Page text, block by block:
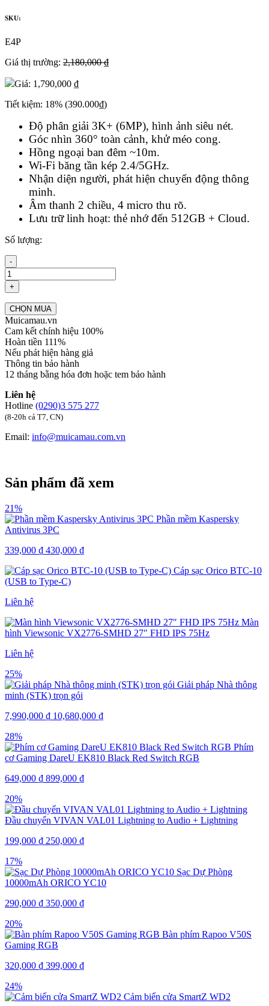
SKU:
E4P
Giá thị trường: 2,180,000 ₫
Giá: 1,790,000 ₫
Tiết kiệm: 18% (390.000₫)
Độ phân giải 3K+ (6MP), hình ảnh siêu nét.
Góc nhìn 360° toàn cảnh, khử méo cong.
Hồng ngoại ban đêm ~10m.
Wi-Fi băng tần kép 2.4/5GHz.
Nhận diện người, phát hiện chuyển động thông
minh.
Âm thanh 2 chiều, 4 micro thu rõ.
Lưu trữ linh hoạt: thẻ nhớ đến 512GB + Cloud.
Số lượng:
-
+
CHỌN MUA
Muicamau.vn
Cam kết chính hiệu 100%
Hoàn tiền 111%
Nếu phát hiện hàng giả
Thông tin bảo hành
12 tháng bằng hóa đơn hoặc tem bảo hành
Liên hệ
Hotline (0290)3 575 277
(8-20h cả T7, CN)
Email: info@muicamau.com.vn
Sản phẩm đã xem
21%
Phần mềm Kaspersky
Antivirus 3PC
339,000 ₫ 430,000 ₫
Cáp sạc Orico BTC-10
(USB to Type-C)
Liên hệ
Màn
hình Viewsonic VX2776-SMHD 27″ FHD IPS 75Hz
Liên hệ
25%
Giải pháp Nhà thông
minh (STK) trọn gói
7,990,000 ₫ 10,680,000 ₫
28%
Phím
cơ Gaming DareU EK810 Black Red Switch RGB
649,000 ₫ 899,000 ₫
20%
Đầu chuyển VIVAN VAL01 Lightning to Audio + Lightning
199,000 ₫ 250,000 ₫
17%
Sạc Dự Phòng
10000mAh ORICO YC10
290,000 ₫ 350,000 ₫
20%
Bàn phím Rapoo V50S
Gaming RGB
320,000 ₫ 399,000 ₫
24%
Cảm biến cửa SmartZ WD2